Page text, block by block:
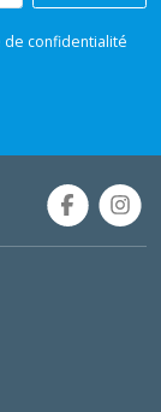
de confidentialité